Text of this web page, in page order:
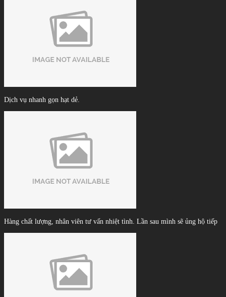
Dịch vụ nhanh gọn hạt dẻ.
Hàng chất lượng, nhân viên tư vấn nhiệt tình. Lần sau mình sẽ ủng hộ tiếp